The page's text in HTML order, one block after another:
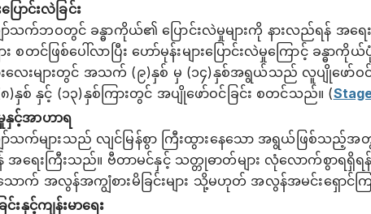
ောင်းလဲခြင်း
သက်ဘဝတွင် ခန္ဓာကိုယ်၏ ပြောင်းလဲမှုများကို နားလည်ရန် အ
ား စတင်ဖြစ်ပေါ်လာပြီး ဟော်မုန်းများပြောင်းလဲမှုကြောင့် ခန္ဓ
လေးများတွင် အသက် (၉)နှစ် မှ (၁၄)နှစ်အရွယ်သည် လူပျိုဖော်ဝင်ခ
စ် နှင့် (၁၃)နှစ်ကြားတွင် အပျိုဖော်ဝင်ခြင်း စတင်သည်။ (
နှင့်အာဟာရ
သက်များသည် လျင်မြန်စွာ ကြီးထွားနေသော အရွယ်ဖြစ်သည့်အ
န် အရေးကြီးသည်။ ဗီတာမင်နှင့် သတ္တုဓာတ်များ လုံလောက်စွ
ာက် အလွန်အကျွံစားမိခြင်းများ သို့မဟုတ် အလွန်အမင်းရှောင်ကြ
းနှင့်ကျန်းမာရေး